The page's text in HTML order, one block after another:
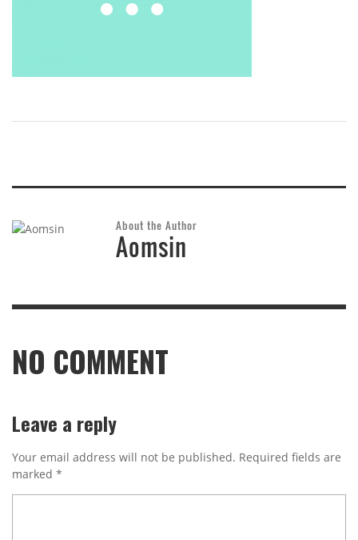
About the Author
Aomsin
NO COMMENT
Leave a reply
Your email address will not be published. Required fields are
marked *